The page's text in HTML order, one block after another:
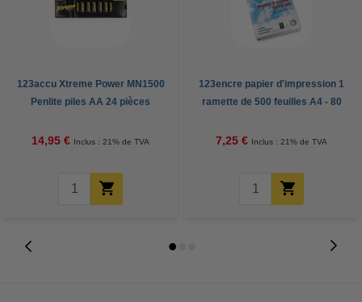
123accu Xtreme Power MN1500
Penlite piles AA 24 pièces
14,95 € Inclus : 21% de TVA
123encre papier d'impression 1
ramette de 500 feuilles A4 - 80
7,25 € Inclus : 21% de TVA